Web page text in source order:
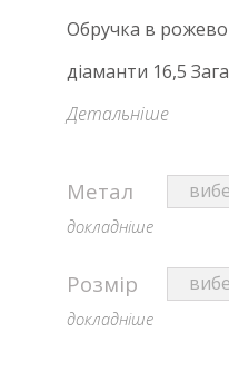
Обручка в
діаманти 16,5
Детальніше
Метал
докладніше
Розмір
докладніше